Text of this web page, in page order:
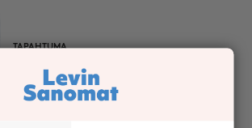
TAPAHTUMA
Pallas-Ylläs Outdoors järjestää
maksuttomia pyörälenkkejä
torstaisin